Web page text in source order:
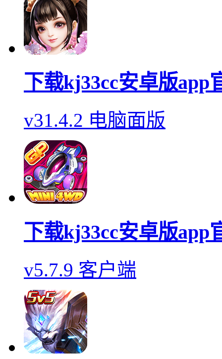
下载kj33cc安卓版app
v31.4.2 电脑面版
下载kj33cc安卓版app
v5.7.9 客户端